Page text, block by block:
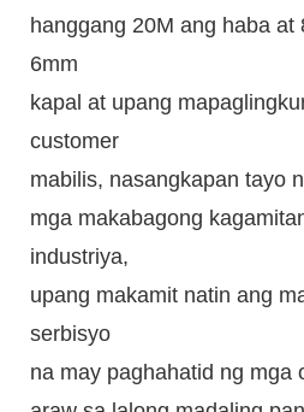
hanggang 20M ang haba at
6mm
kapal at upang
customer
mabilis, nasangkapan tayo
mga makabagong
industriya,
upang makamit natin ang
serbisyo
na may paghahatid ng mga